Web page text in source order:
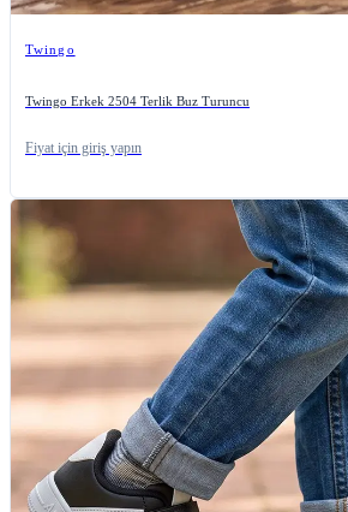
Twingo
Twingo Erkek 2504 Terlik Buz Turuncu
Fiyat için giriş yapın